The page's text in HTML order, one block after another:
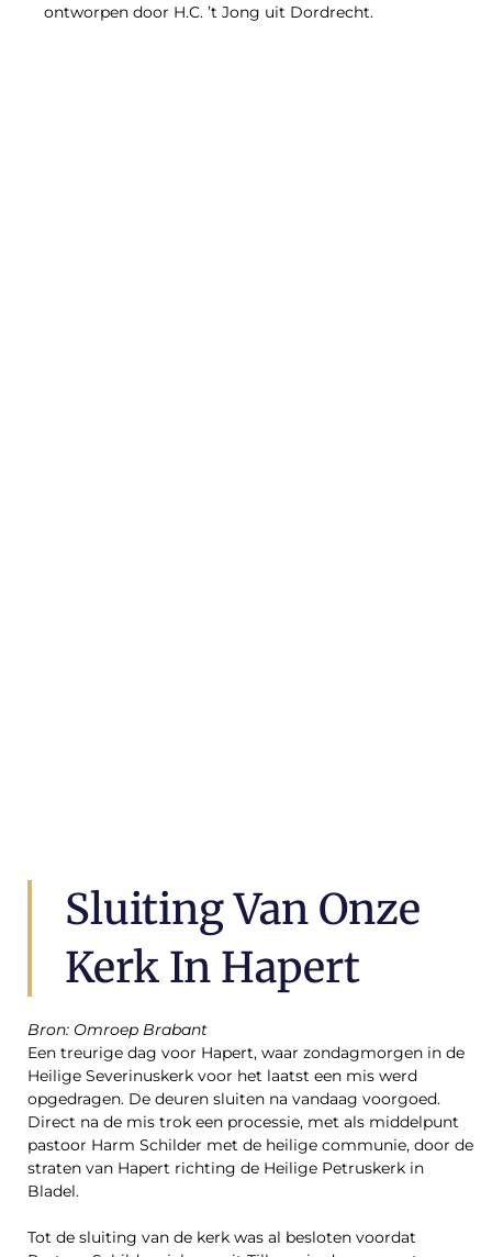
ontworpen door H.C. ’t Jong uit Dordrecht.
Sluiting Van Onze
Kerk In Hapert
Bron: Omroep Brabant
Een treurige dag voor Hapert, waar zondagmorgen in de
Heilige Severinuskerk voor het laatst een mis werd
opgedragen. De deuren sluiten na vandaag voorgoed.
Direct na de mis trok een processie, met als middelpunt
pastoor Harm Schilder met de heilige communie, door de
straten van Hapert richting de Heilige Petruskerk in
Bladel.
Tot de sluiting van de kerk was al besloten voordat